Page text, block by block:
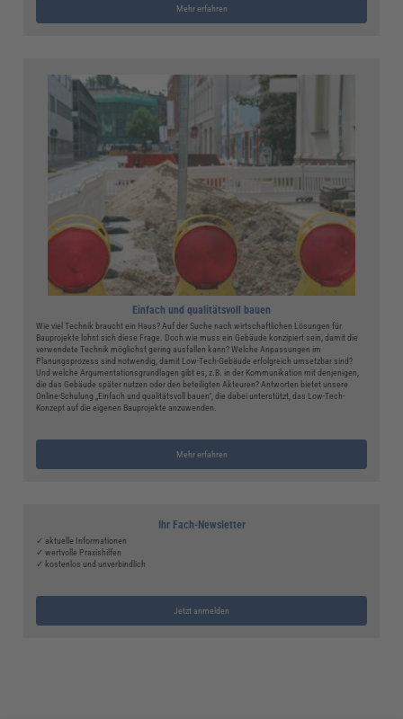
Mehr erfahren
Einfach und qualitätsvoll bauen
Wie viel Technik braucht ein Haus? Auf der Suche nach wirtschaftlichen Lösungen für
Bauprojekte lohnt sich diese Frage. Doch wie muss ein Gebäude konzipiert sein, damit die
verwendete Technik möglichst gering ausfallen kann? Welche Anpassungen im
Planungsprozess sind notwendig, damit Low-Tech-Gebäude erfolgreich umsetzbar sind?
Und welche Argumentationsgrundlagen gibt es, z.B. in der Kommunikation mit denjenigen,
die das Gebäude später nutzen oder den beteiligten Akteuren? Antworten bietet unsere
Online-Schulung „Einfach und qualitätsvoll bauen“, die dabei unterstützt, das Low-Tech-
Konzept auf die eigenen Bauprojekte anzuwenden.
Mehr erfahren
Ihr Fach-Newsletter
✓ aktuelle Informationen
✓ wertvolle Praxishilfen
✓ kostenlos und unverbindlich
Jetzt anmelden